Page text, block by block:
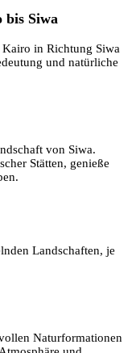
bis Siwa
in Richtung Siwa
und natürliche
von Siwa.
Stätten, genieße
Landschaften, je
Naturformationen